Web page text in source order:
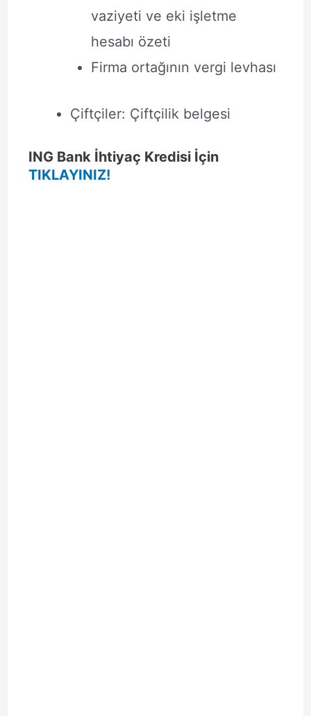
vaziyeti ve eki işletme
hesabı özeti
Firma ortağının vergi levhası
Çiftçiler: Çiftçilik belgesi
ING Bank İhtiyaç Kredisi İçin
TIKLAYINIZ!